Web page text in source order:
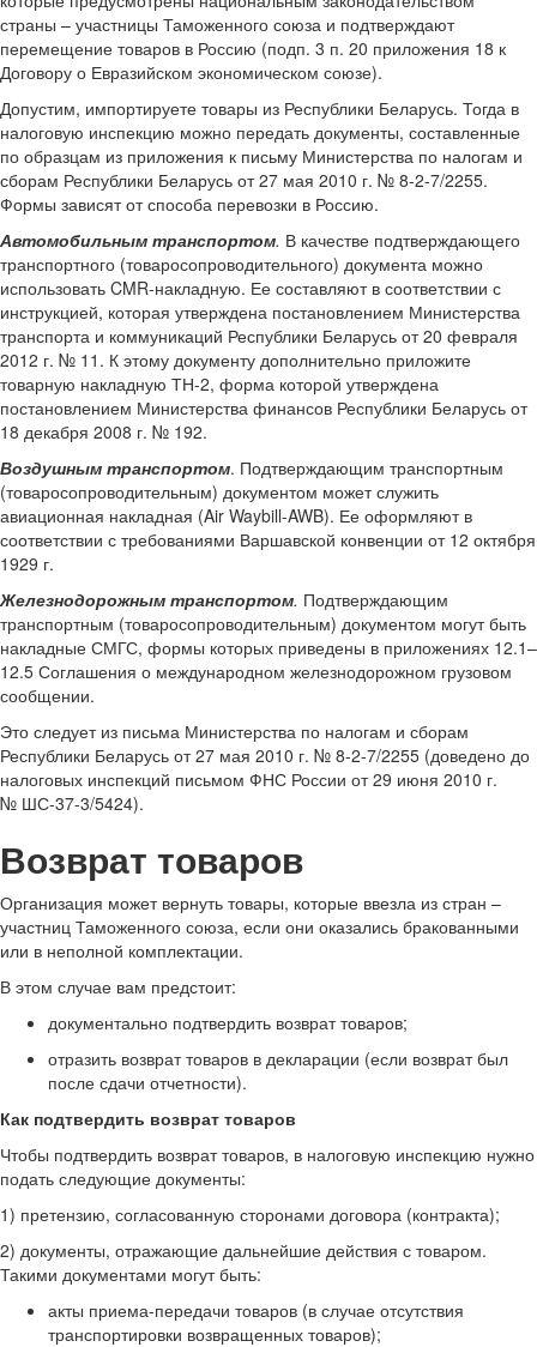
страны – участницы Таможенного союза и подтверждают
перемещение товаров в Россию (подп. 3 п. 20 приложения 18 к
Договору о Евразийском экономическом союзе).
Допустим, импортируете товары из Республики Беларусь. Тогда в
налоговую инспекцию можно передать документы, составленные
по образцам из приложения к письму Министерства по налогам и
сборам Республики Беларусь от 27 мая 2010 г. № 8-2-7/2255.
Формы зависят от способа перевозки в Россию.
Автомобильным транспортом. В качестве подтверждающего
транспортного (товаросопроводительного) документа можно
использовать CMR-накладную. Ее составляют в соответствии с
инструкцией, которая утверждена постановлением Министерства
транспорта и коммуникаций Республики Беларусь от 20 февраля
2012 г. № 11. К этому документу дополнительно приложите
товарную накладную ТН-2, форма которой утверждена
постановлением Министерства финансов Республики Беларусь от
18 декабря 2008 г. № 192.
Воздушным транспортом. Подтверждающим транспортным
(товаросопроводительным) документом может служить
авиационная накладная (Air Waybill-AWB). Ее оформляют в
соответствии с требованиями Варшавской конвенции от 12 октября
1929 г.
Железнодорожным транспортом. Подтверждающим
транспортным (товаросопроводительным) документом могут быть
накладные СМГС, формы которых приведены в приложениях 12.1–
12.5 Соглашения о международном железнодорожном грузовом
сообщении.
Это следует из письма Министерства по налогам и сборам
Республики Беларусь от 27 мая 2010 г. № 8-2-7/2255 (доведено до
налоговых инспекций письмом ФНС России от 29 июня 2010 г.
№ ШС-37-3/5424).
Возврат товаров
Организация может вернуть товары, которые ввезла из стран –
участниц Таможенного союза, если они оказались бракованными
или в неполной комплектации.
В этом случае вам предстоит:
документально подтвердить возврат товаров;
отразить возврат товаров в декларации (если возврат был
после сдачи отчетности).
Как подтвердить возврат товаров
Чтобы подтвердить возврат товаров, в налоговую инспекцию нужно
подать следующие документы:
1) претензию, согласованную сторонами договора (контракта);
2) документы, отражающие дальнейшие действия с товаром.
Такими документами могут быть:
акты приема-передачи товаров (в случае отсутствия
транспортировки возвращенных товаров);